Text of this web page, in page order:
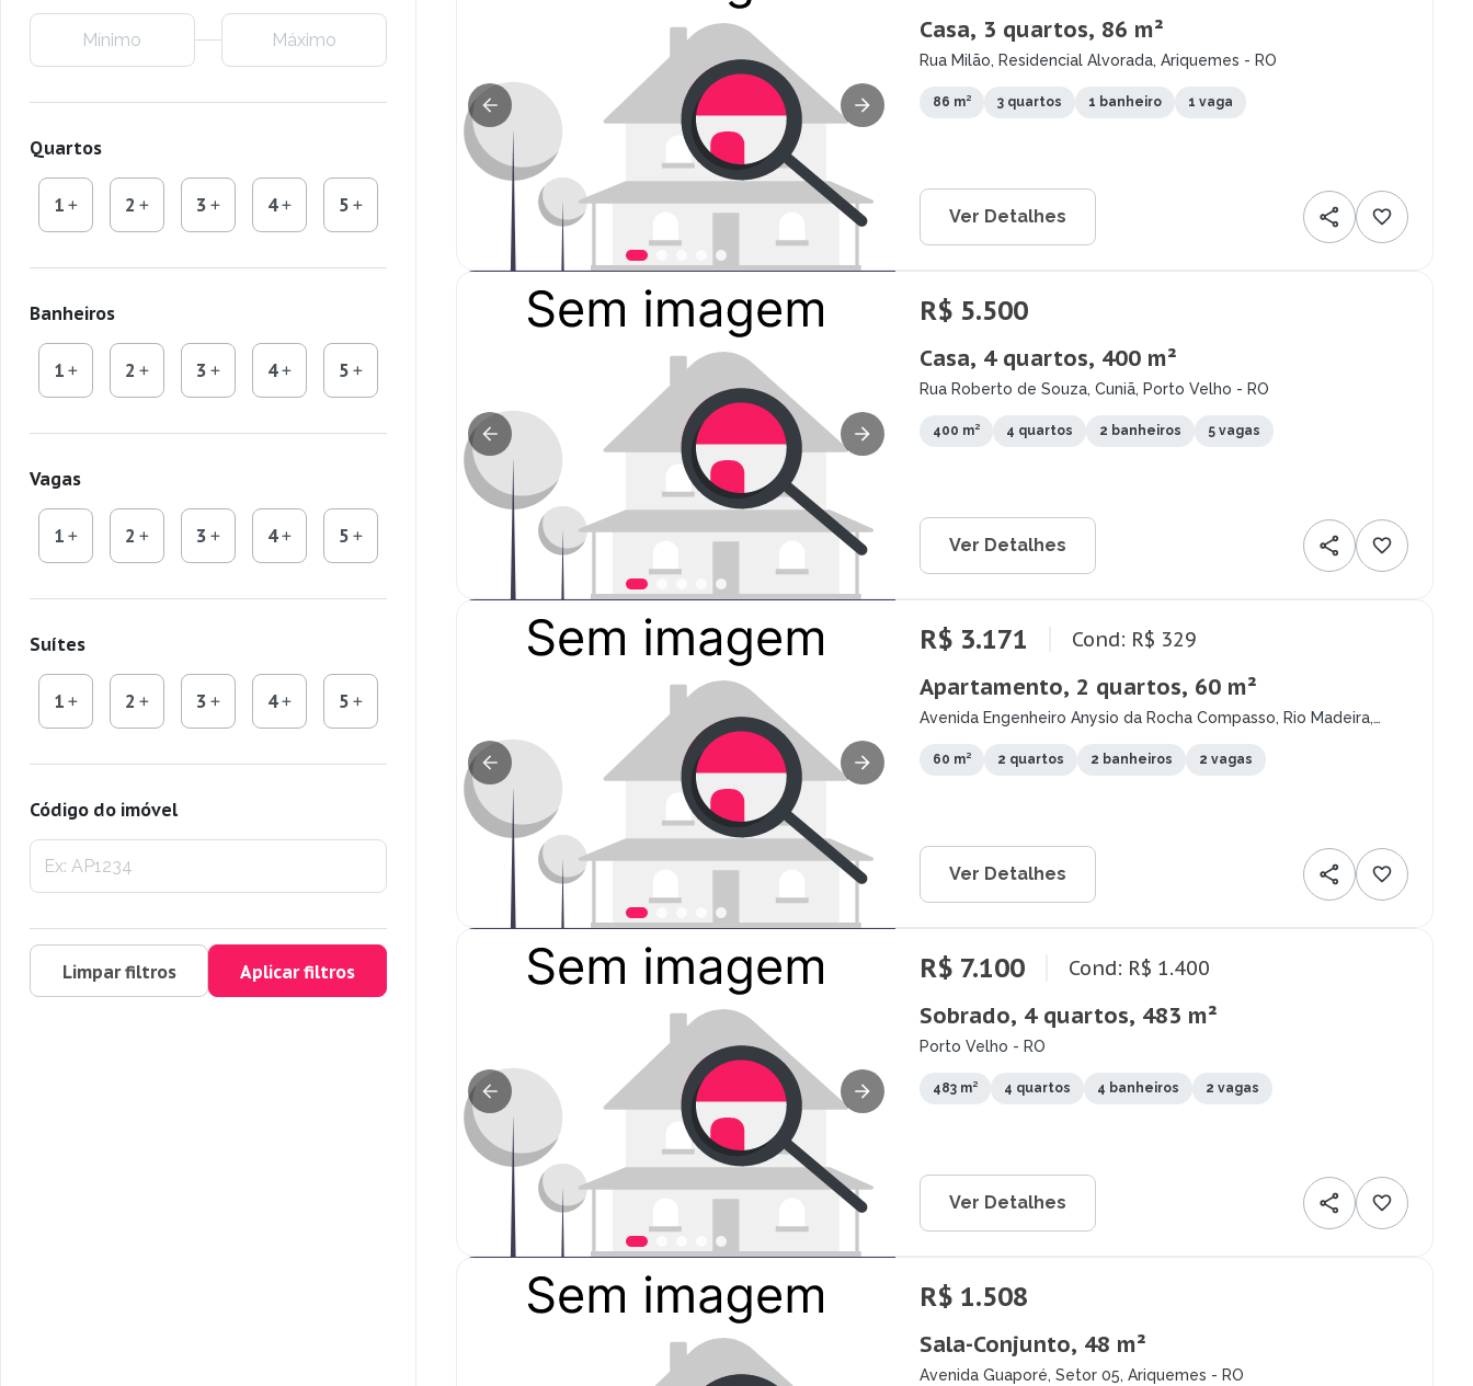
Quartos
1 2 3 4 5
Banheiros
1 2 3 4 5
Vagas
1 2 3 4 5
Suítes
1 2 3 4 5
Código do imóvel
Limpar filtros Aplicar filtros
Casa, 3 quartos, 86 m²
Rua Milão, Residencial Alvorada, Ariquemes - RO
86 m² 3 quartos 1 banheiro 1 vaga
Ver Detalhes
R$ 5.500
Casa, 4 quartos, 400 m²
Rua Roberto de Souza, Cuniã, Porto Velho - RO
400 m² 4 quartos 2 banheiros 5 vagas
Ver Detalhes
R$ 3.171 Cond: R$ 329
Apartamento, 2 quartos, 60 m²
Avenida Engenheiro Anysio da Rocha Compasso, Rio Madeira,
60 m² 2 quartos 2 banheiros 2 vagas
Ver Detalhes
R$ 7.100 Cond: R$ 1.400
Sobrado, 4 quartos, 483 m²
Porto Velho - RO
483 m² 4 quartos 4 banheiros 2 vagas
Ver Detalhes
R$ 1.508
Sala-Conjunto, 48 m²
Avenida Guaporé, Setor 05, Ariquemes - RO